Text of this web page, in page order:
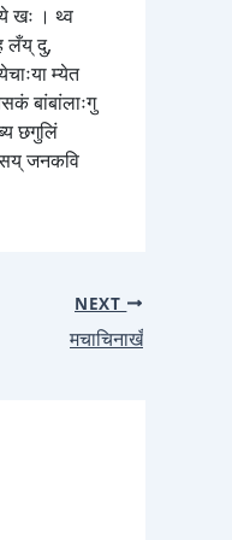
खः । थ्व
लँय् दु,
म्येत
बांबांलाःगु
छगुलिं
जनकवि
NEXT
मचाचिनाखँ